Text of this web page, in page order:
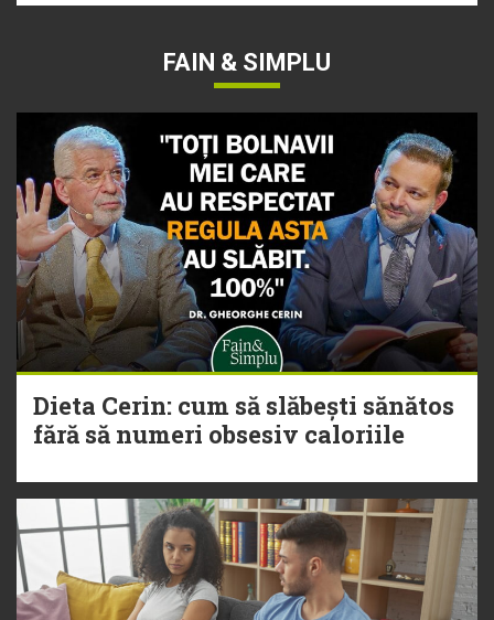
FAIN & SIMPLU
Dieta Cerin: cum să slăbești sănătos
fără să numeri obsesiv caloriile